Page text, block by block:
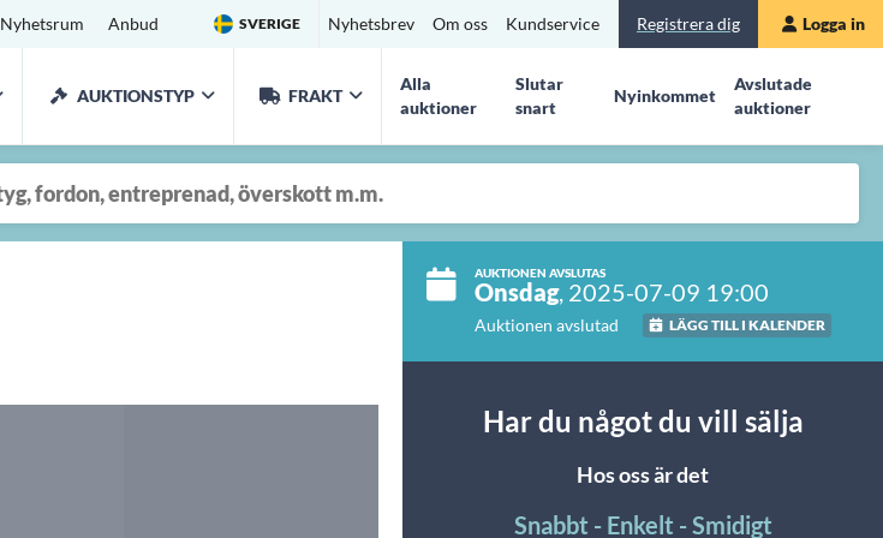
Nyhetsrum Anbud SVERIGE Nyhetsbrev Om oss Kundservice Registrera dig Logga in
AUKTIONSTYP FRAKT
Alla
auktioner
Slutar
snart
Nyinkommet
Avslutade
auktioner
AUKTIONEN AVSLUTAS
Onsdag, 2025-07-09 19:00
Auktionen avslutad LÄGG TILL I KALENDER
Har du något du vill sälja
Hos oss är det
Snabbt - Enkelt - Smidigt